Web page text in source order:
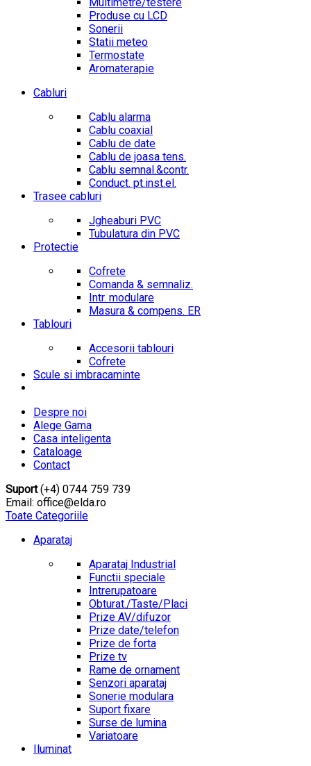
Produse cu LCD
Sonerii
Statii meteo
Termostate
Aromaterapie
Cabluri
Cablu alarma
Cablu coaxial
Cablu de date
Cablu de joasa tens.
Cablu semnal.&contr.
Conduct. pt.inst.el.
Trasee cabluri
Jgheaburi PVC
Tubulatura din PVC
Protectie
Cofrete
Comanda & semnaliz.
Intr. modulare
Masura & compens. ER
Tablouri
Accesorii tablouri
Cofrete
Scule si imbracaminte
Despre noi
Alege Gama
Casa inteligenta
Cataloage
Contact
Suport(+4) 0744 759 739
Email: office@elda.ro
Toate Categoriile
Aparataj
Aparataj Industrial
Functii speciale
Intrerupatoare
Obturat./Taste/Placi
Prize AV/difuzor
Prize date/telefon
Prize de forta
Prize tv
Rame de ornament
Senzori aparataj
Sonerie modulara
Suport fixare
Surse de lumina
Variatoare
Iluminat